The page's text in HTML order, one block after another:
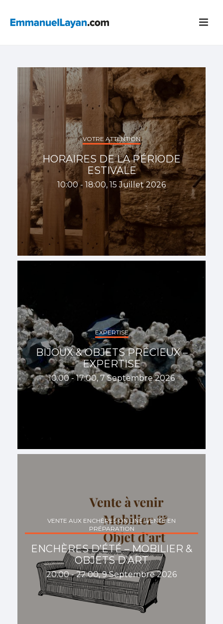
VOTRE ATTENTION
HORAIRES DE LA PÉRIODE
ESTIVALE
10:00 - 18:00, 15 Juillet 2026
EXPERTISE
BIJOUX & OBJETS PRÉCIEUX –
EXPERTISE
10:00 - 17:00, 7 Septembre 2026
VENTE AUX ENCHÈRES ON LINE, VENTE EN
PRÉPARATION
ENCHÈRES D’ÉTÉ – MOBILIER &
OBJETS D’ART
20:00 - 22:00, 9 Septembre 2026